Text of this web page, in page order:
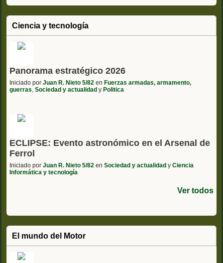
Ciencia y tecnología
Panorama estratégico 2026
Iniciado por Juan R. Nieto 5/82 en Fuerzas armadas, armamento,
guerras Sociedad y actualidad y Politica
ECLIPSE: Evento astronómico en el Arsenal de
Ferrol
Iniciado por Juan R. Nieto 5/82 en Sociedad y actualidad y Ciencia
Informática y tecnología
Ver todos
El mundo del Motor